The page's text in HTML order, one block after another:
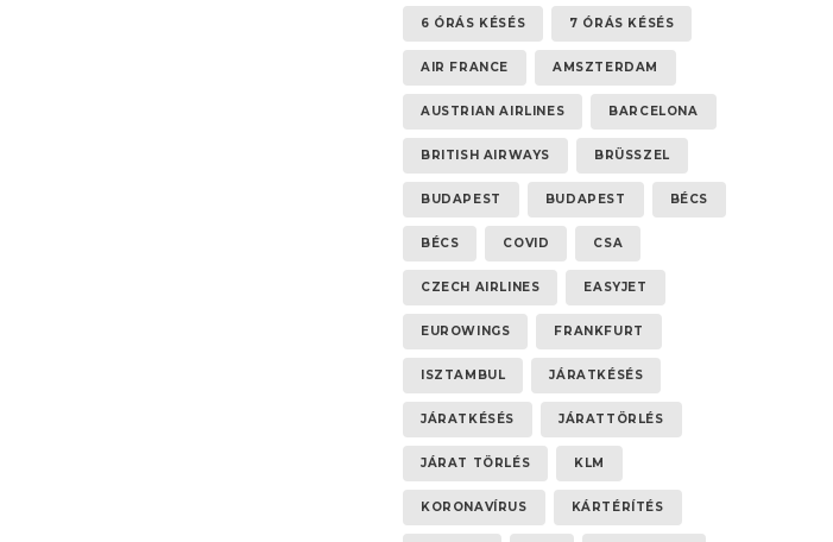
6 ÓRÁS KÉSÉS 7 ÓRÁS KÉSÉS
AIR FRANCE AMSZTERDAM
AUSTRIAN AIRLINES BARCELONA
BRITISH AIRWAYS BRÜSSZEL
BUDAPEST BUDAPEST BÉCS
BÉCS COVID CSA
CZECH AIRLINES EASYJET
EUROWINGS FRANKFURT
ISZTAMBUL JÁRATKÉSÉS
JÁRATKÉSÉS JÁRATTÖRLÉS
JÁRAT TÖRLÉS KLM
KORONAVÍRUS KÁRTÉRÍTÉS